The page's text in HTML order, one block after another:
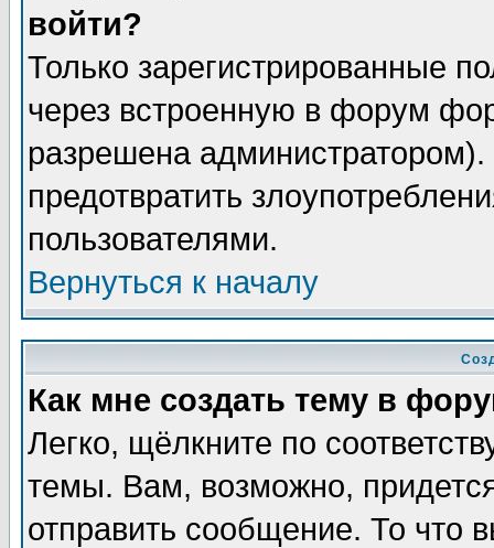
войти?
Только зарегистрированные
через встроенную в форум
разрешена
предотвратить
пользователями.
Вернуться к началу
Как мне создать тему в
Легко, щёлкните по
темы. Вам, возможно,
отправить сообщение. То что